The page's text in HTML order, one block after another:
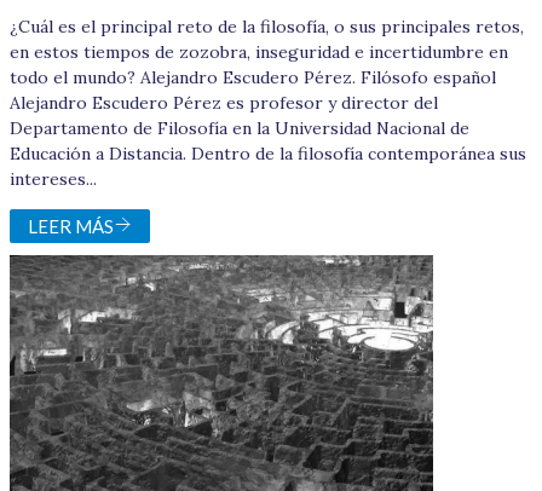
¿Cuál es el principal reto de la filosofía, o sus principales retos,
en estos tiempos de zozobra, inseguridad e incertidumbre en
todo el mundo? Alejandro Escudero Pérez. Filósofo español
Alejandro Escudero Pérez es profesor y director del
Departamento de Filosofía en la Universidad Nacional de
Educación a Distancia. Dentro de la filosofía contemporánea sus
intereses...
LEER MÁS